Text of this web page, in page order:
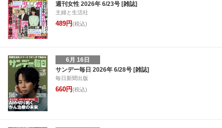
週刊女性 2026年 6/23号 [雑誌]
主婦と生活社
489円(税込)
6月 16日
サンデー毎日 2026年 6/28号 [雑誌]
毎日新聞出版
660円(税込)